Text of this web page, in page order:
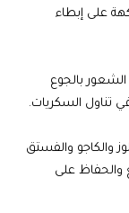
على إبطاء
الشعور بالجوع
تناول السكريات.
والكاجو والفستق
والحفاظ على